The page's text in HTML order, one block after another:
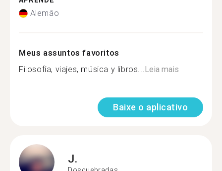
Alemão
Meus assuntos favoritos
Filosofía, viajes, música y libros...Leia mais
Baixe o aplicativo
J.